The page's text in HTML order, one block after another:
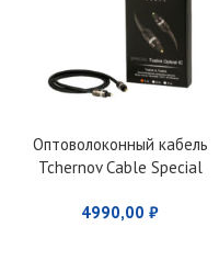
Оптоволоконный кабель
Tchernov Cable Special
4990,00 ₽